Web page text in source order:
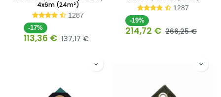
4x6m (24m²)
1287
-17%
113,36 € 137,17€
1287
-19%
214,72 € 266,25€